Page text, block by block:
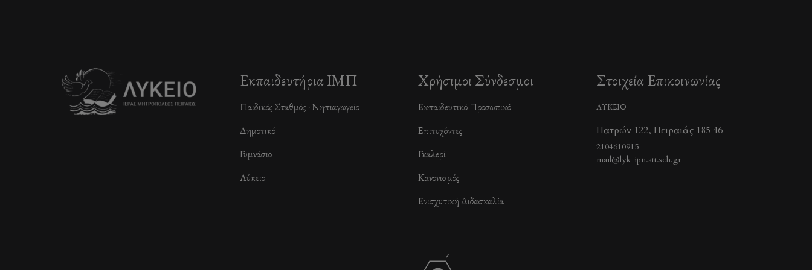
Εκπαιδευτήρια ΙΜΠ
Παιδικός Σταθμός - Νηπιαγωγείο
Δημοτικό
Γυμνάσιο
Λύκειο
Χρήσιμοι Σύνδεσμοι
Εκπαιδευτικό Προσωπικό
Επιτυχόντες
Γκαλερί
Κανονισμός
Ενισχυτική Διδασκαλία
Στοιχεία Επικοινωνίας
ΛΥΚΕΙΟ
Πατρών 122, Πειραιάς 185 46
2104610915
mail@lyk-ipn.att.sch.gr